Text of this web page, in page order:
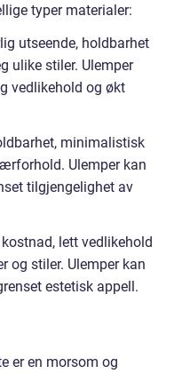
typer materialer:
utseende, holdbarhet
ulike stiler. Ulemper
vedlikehold og økt
minimalistisk
Ulemper kan
tilgjengelighet av
lett vedlikehold
og stiler. Ulemper kan
estetisk appell.
er en morsom og